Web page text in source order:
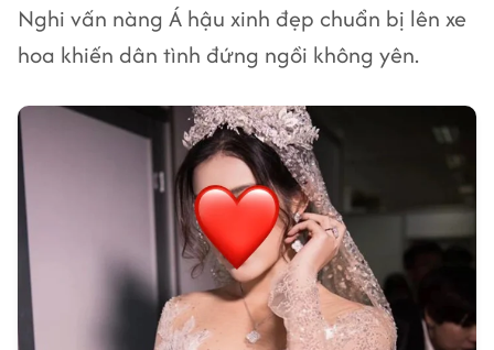
Nghi vấn nàng Á hậu xinh đẹp chuẩn bị lên xe
hoa khiến dân tình đứng ngồi không yên.